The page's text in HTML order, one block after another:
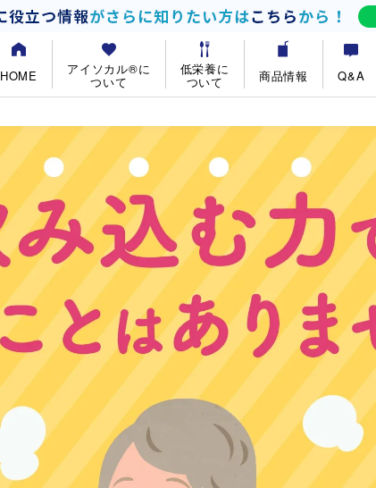
HOME アイソカル®に
ついて
低栄養に
ついて 商品情報 Q&A